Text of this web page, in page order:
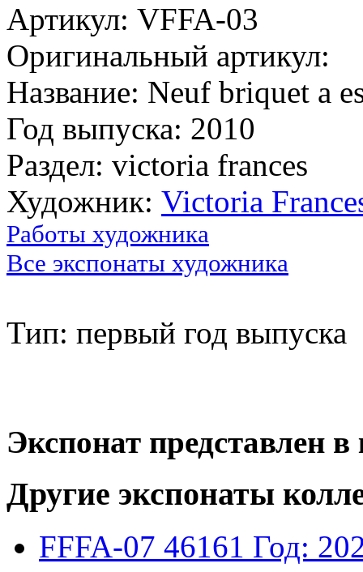
Артикул: VFFA-03
Оригинальный артикул:
Название: Neuf briquet a
Год выпуска: 2010
Раздел: victoria frances
Художник: Victoria
Работы художника
Все экспонаты художника
Тип: первый год выпуска
Экспонат представлен
Другие экспонаты
FFFA-07 46161 Год: